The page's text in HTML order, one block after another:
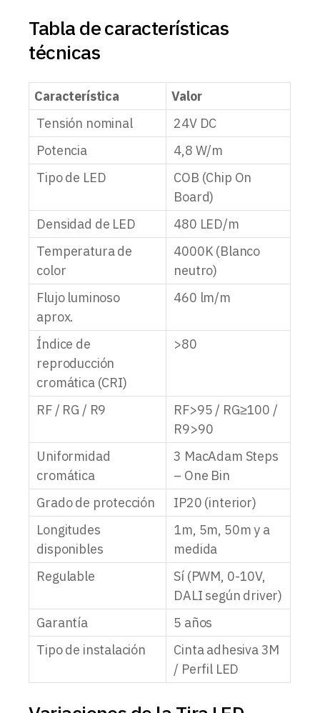
Tabla de características
técnicas
Característica
Valor
Tensión nominal
24V DC
Potencia
4,8 W/m
Tipo de LED
COB (Chip On
Board)
Densidad de LED
480 LED/m
Temperatura de
color
4000K (Blanco
neutro)
Flujo luminoso
aprox.
460 lm/m
Índice de
reproducción
cromática (CRI)
>80
RF / RG / R9
RF>95 / RG≥100 /
R9>90
Uniformidad
cromática
3 MacAdam Steps
– One Bin
Grado de protección
IP20 (interior)
Longitudes
disponibles
1m, 5m, 50m y a
medida
Regulable
Sí (PWM, 0-10V,
DALI según driver)
Garantía
5 años
Tipo de instalación
Cinta adhesiva 3M
/ Perfil LED